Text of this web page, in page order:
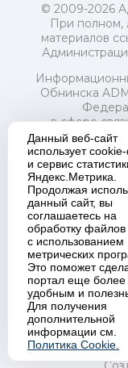
© 2009-2026
При полном,
материалов
Обнинска
в сфере
и массовых
Учредитель:
Обнинск".
Адрес
Телефон
Настоящий
Политика в
Данный веб-сайт
использует
и сервис
Яндекс.Метрика.
Продолжая
данный сайт, вы
соглашаетесь на
обработку
с использованием
метрических
Это поможет
портал еще более
удобным и
Для получения
дополнительной
информации см.
Политика Cookie.